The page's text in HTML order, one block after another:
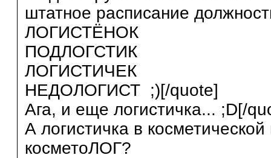
штатное расписание
ЛОГИСТЁНОК
ПОДЛОГСТИК
ЛОГИСТИЧЕК
НЕДОЛОГИСТ ;)[/quote]
Ага, и еще логистичка... ;D[/
А логистичка в
косметоЛОГ?